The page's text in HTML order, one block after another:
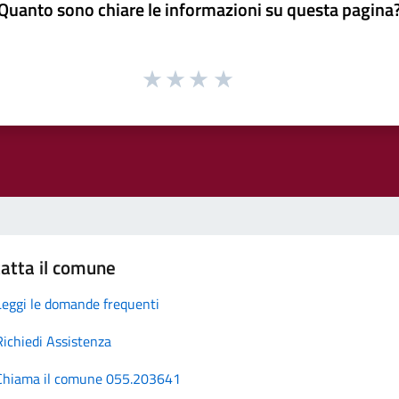
sono chiare le informazioni su questa
il comune
le domande frequenti
Assistenza
il comune 055.203641